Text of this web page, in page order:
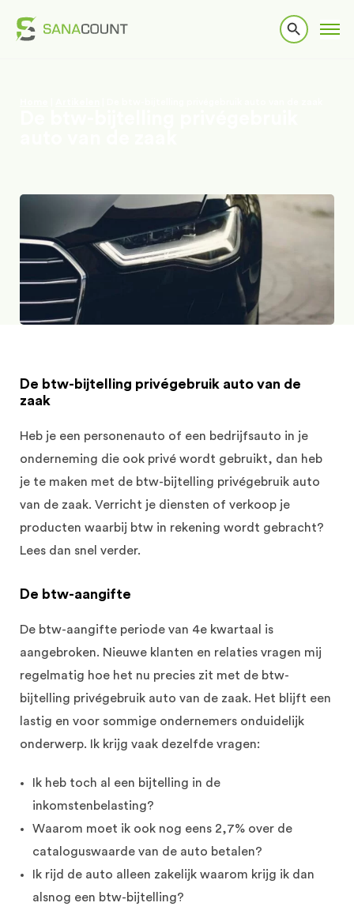
De btw-bijtelling privégebruik auto van de
zaak
Heb je een personenauto of een bedrijfsauto in je
onderneming die ook privé wordt gebruikt, dan heb
je te maken met de btw-bijtelling privégebruik auto
van de zaak. Verricht je diensten of verkoop je
producten waarbij btw in rekening wordt gebracht?
Lees dan snel verder.
De btw-aangifte
De btw-aangifte periode van 4e kwartaal is
aangebroken. Nieuwe klanten en relaties vragen mij
regelmatig hoe het nu precies zit met de btw-
bijtelling privégebruik auto van de zaak. Het blijft een
lastig en voor sommige ondernemers onduidelijk
onderwerp. Ik krijg vaak dezelfde vragen:
Ik heb toch al een bijtelling in de
inkomstenbelasting?
Waarom moet ik ook nog eens 2,7% over de
cataloguswaarde van de auto betalen?
Ik rijd de auto alleen zakelijk waarom krijg ik dan
alsnog een btw-bijtelling?